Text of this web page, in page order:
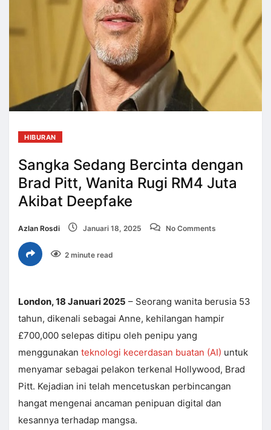
HIBURAN
Sangka Sedang Bercinta dengan
Brad Pitt, Wanita Rugi RM4 Juta
Akibat Deepfake
Azlan Rosdi Januari 18, 2025 No Comments
2 minute read
London, 18 Januari 2025 – Seorang wanita berusia 53
tahun, dikenali sebagai Anne, kehilangan hampir
£700,000 selepas ditipu oleh penipu yang
menggunakan teknologi kecerdasan buatan (AI) untuk
menyamar sebagai pelakon terkenal Hollywood, Brad
Pitt. Kejadian ini telah mencetuskan perbincangan
hangat mengenai ancaman penipuan digital dan
kesannya terhadap mangsa.